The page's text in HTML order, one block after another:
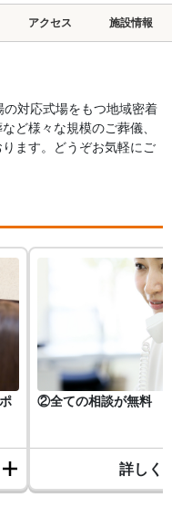
アクセス 施設情報
対応式場をもつ地域密着
ど様々な規模のご葬儀、
ます。どうぞお気軽にご
②全ての相談が無料
詳しく